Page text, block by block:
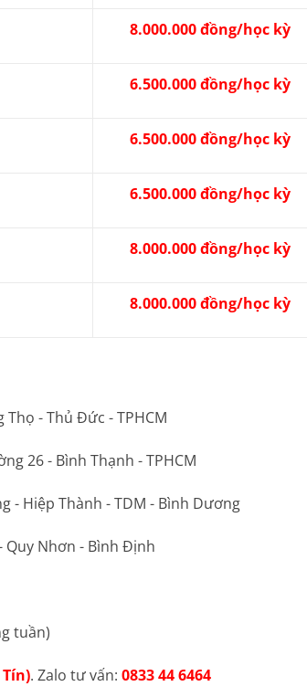
8.000.000 đồng/học kỳ
6.500.000 đồng/học kỳ
6.500.000 đồng/học kỳ
6.500.000 đồng/học kỳ
8.000.000 đồng/học kỳ
8.000.000 đồng/học kỳ
Thọ - Thủ Đức - TPHCM
26 - Bình Thạnh - TPHCM
- Hiệp Thành - TDM - Bình Dương
Quy Nhơn - Bình Định
tuần)
Tín). Zalo tư vấn: 0833 44 6464